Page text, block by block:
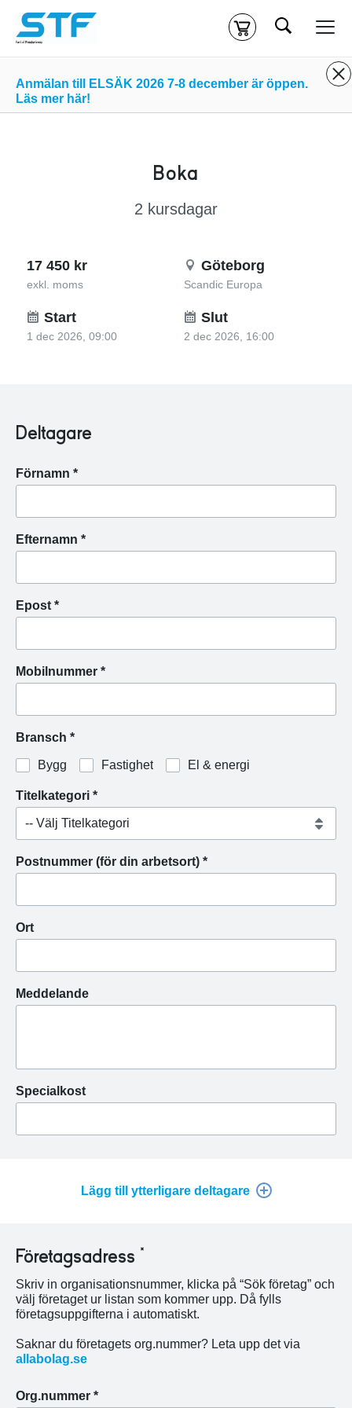
Kassa
för att komma till alla tillgängliga onlinekurser.
Sök
Anmälan till ELSÄK 2026 7-8 december är öppen.
Läs mer här!
Boka
2 kursdagar
17 450 kr
exkl. moms
Göteborg
Scandic Europa
Start
1 dec 2026, 09:00
Slut
2 dec 2026, 16:00
Deltagare
Förnamn *
Efternamn *
Epost *
Mobilnummer *
Bransch *
Bygg Fastighet El & energi
Titelkategori *
Postnummer (för din arbetsort) *
Ort
Meddelande
Specialkost
Lägg till ytterligare deltagare
Företagsadress *
Skriv in organisationsnummer, klicka på “Sök företag” och
välj företaget ur listan som kommer upp. Då fylls
företagsuppgifterna i automatiskt.
Saknar du företagets org.nummer? Leta upp det via
allabolag.se
Org.nummer *